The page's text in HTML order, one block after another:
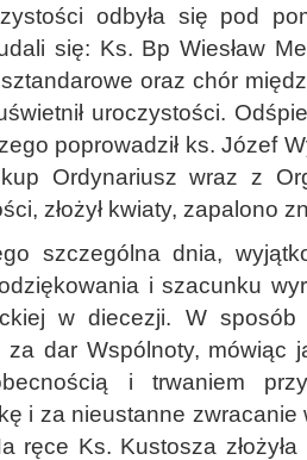
odbyła się pod
się: Ks. Bp Wiesław
sztandarowe oraz chór
uroczystości.
poprowadził ks. Józef
Ordynariusz wraz z
złożył kwiaty, zapalono
szczególna dnia,
i szacunku
w diecezji. W sposób
za dar Wspólnoty, mówiąc
i trwaniem
i za nieustanne
ręce Ks. Kustosza